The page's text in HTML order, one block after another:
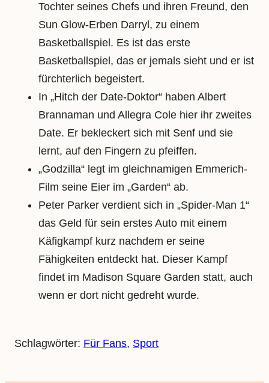
Tochter seines Chefs und ihren Freund, den
Sun Glow-Erben Darryl, zu einem
Basketballspiel. Es ist das erste
Basketballspiel, das er jemals sieht und er ist
fürchterlich begeistert.
In „Hitch der Date-Doktor“ haben Albert
Brannaman und Allegra Cole hier ihr zweites
Date. Er bekleckert sich mit Senf und sie
lernt, auf den Fingern zu pfeiffen.
„Godzilla“ legt im gleichnamigen Emmerich-
Film seine Eier im „Garden“ ab.
Peter Parker verdient sich in „Spider-Man 1“
das Geld für sein erstes Auto mit einem
Käfigkampf kurz nachdem er seine
Fähigkeiten entdeckt hat. Dieser Kampf
findet im Madison Square Garden statt, auch
wenn er dort nicht gedreht wurde.
Schlagwörter: Für Fans, Sport